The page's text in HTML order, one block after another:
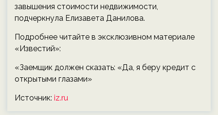
завышения стоимости недвижимости,
подчеркнула Елизавета Данилова.
Подробнее читайте в эксклюзивном материале
«Известий»:
«Заемщик должен сказать: «Да, я беру кредит с
открытыми глазами»
Источник: iz.ru